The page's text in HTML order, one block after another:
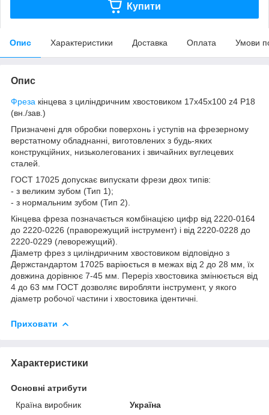
Купити
Опис Характеристики Доставка Оплата Умови
Опис
Фреза кінцева з циліндричним хвостовиком 17х45х100 z4 Р18
(вн./зав.)
Призначені для обробки поверхонь і уступів на фрезерному
верстатному обладнанні, виготовлених з будь-яких
конструкційних, низьколегованих і звичайних вуглецевих
сталей.
ГОСТ 17025 допускає випускати фрези двох типів:
- з великим зубом (Тип 1);
- з нормальним зубом (Тип 2).
Кінцева фреза позначається комбінацією цифр від 2220-0164
до 2220-0226 (праворежущий інструмент) і від 2220-0228 до
2220-0229 (леворежущий).
Діаметр фрез з циліндричним хвостовиком відповідно з
Держстандартом 17025 варіюється в межах від 2 до 28 мм, їх
довжина дорівнює 7-45 мм. Переріз хвостовика змінюється від
4 до 63 мм ГОСТ дозволяє виробляти інструмент, у якого
діаметр робочої частини і хвостовика ідентичні.
Приховати
Характеристики
Основні атрибути
Країна виробник
Україна